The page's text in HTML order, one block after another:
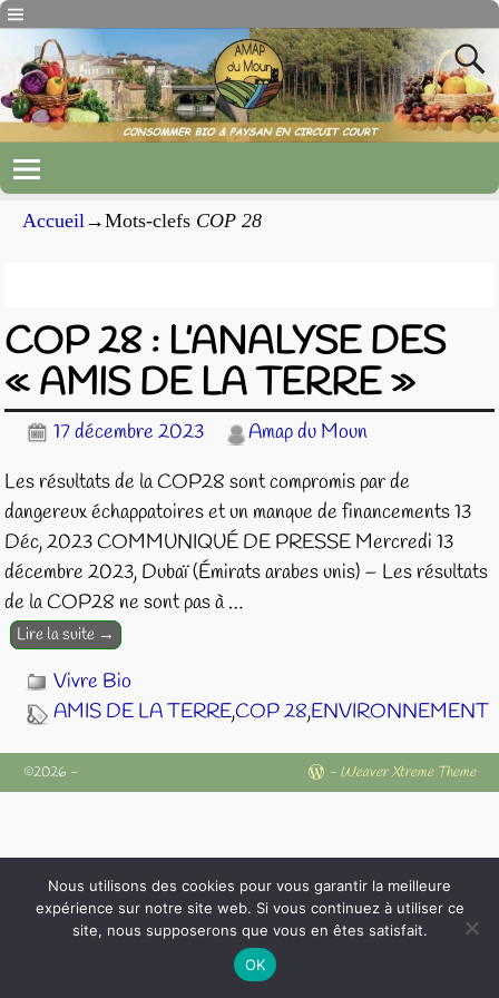
Accueil→Mots-clefs COP 28
COP 28 : L’ANALYSE DES
« AMIS DE LA TERRE »
17 décembre 2023
Amap du Moun
Les résultats de la COP28 sont compromis par de
dangereux échappatoires et un manque de financements 13
Déc, 2023 COMMUNIQUÉ DE PRESSE Mercredi 13
décembre 2023, Dubaï (Émirats arabes unis) – Les résultats
de la COP28 ne sont pas à…
Lire la suite →
Vivre Bio
AMIS DE LA TERRE,COP 28,ENVIRONNEMENT
©2026 - - Weaver Xtreme Theme
Nous utilisons des cookies pour vous garantir la meilleure
expérience sur notre site web. Si vous continuez à utiliser ce
site, nous supposerons que vous en êtes satisfait.
OK